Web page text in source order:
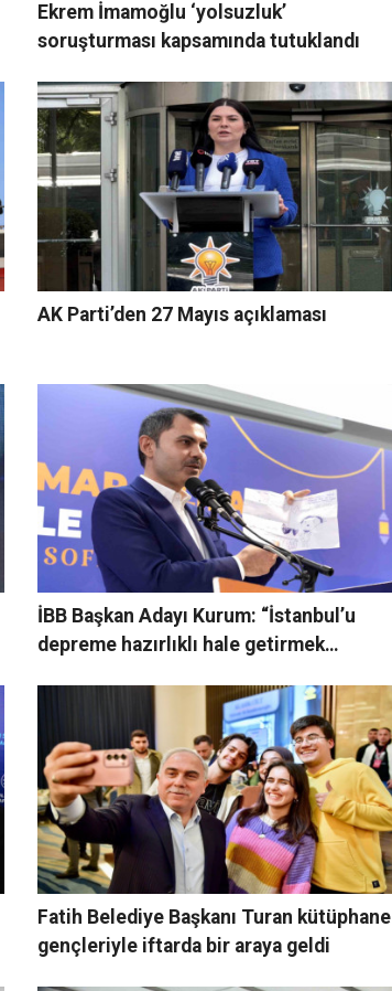
Ekrem İmamoğlu ‘yolsuzluk’
soruşturması kapsamında tutuklandı
AK Parti’den 27 Mayıs açıklaması
İBB Başkan Adayı Kurum: “İstanbul’u
depreme hazırlıklı hale getirmek
Fatih Belediye Başkanı Turan kütüphane
gençleriyle iftarda bir araya geldi